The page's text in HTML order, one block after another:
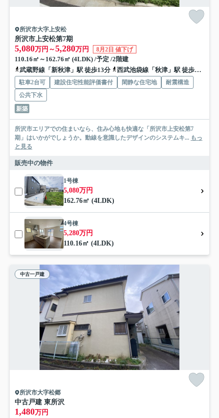
所沢市大字上安松
所沢市上安松第7期
5,080万円～5,280万円 8月2日 値下げ
110.16㎡～162.76㎡ (4LDK) /予定 /2階建
武蔵野線「新秋津」駅 徒歩13分
西武池袋線「秋津」駅 徒歩16分
駐車2台可 建設住宅性能評価書付 閑静な住宅地
耐震構造
公共下水
新築
所沢市エリアでの住まいなら、住み心地も快適な「所沢市上安松第7
期」はいかがでしょうか。動線を意識したデザインのシステムキ... もっ
と見る
販売中の物件
1号棟
5,080万円
162.76㎡ (4LDK)
4号棟
5,280万円
110.16㎡ (4LDK)
中古一戸建
所沢市大字松郷
中古戸建 東所沢
1,480万円